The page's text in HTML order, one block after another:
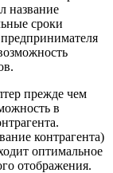
название
сроки
прежде чем
в
контрагента)
оптимальное
отображения.